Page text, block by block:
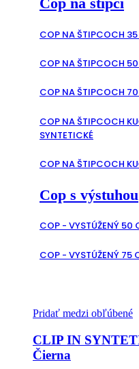
COP NA ŠTIPCOCH
COP NA ŠTIPCOCH
COP NA ŠTIPCOCH
COP NA ŠTIPCOCH
SYNTETICKÉ
COP NA ŠTIPCOCH
Cop s výstuhou
COP - VYSTÚŽENÝ 50
COP - VYSTÚŽENÝ 75
Pridať medzi obľúbené
CLIP IN
Čierna